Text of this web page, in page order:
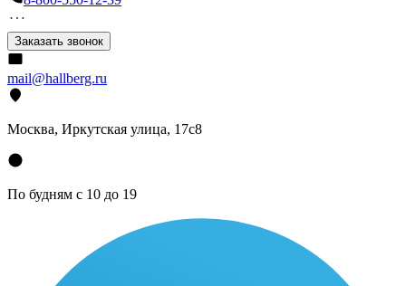
Заказать звонок
mail@hallberg.ru
Москва, Иркутская улица, 17с8
По будням с 10 до 19